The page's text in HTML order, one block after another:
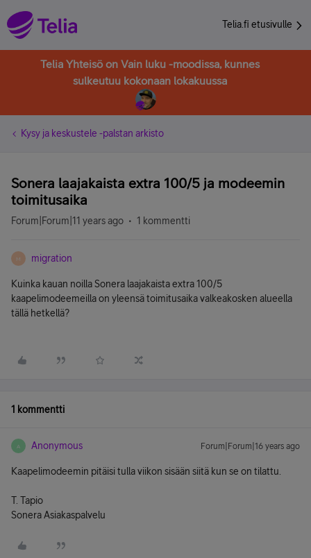
Telia.fi etusivulle
Telia Yhteisö on Vain luku -moodissa, kunnes
sulkeutuu kokonaan lokakuussa
Kysy ja keskustele -palstan arkisto
Sonera laajakaista extra 100/5 ja modeemin
toimitusaika
Forum|Forum|11 years ago 1 kommentti
M migration
Kuinka kauan noilla Sonera laajakaista extra 100/5
kaapelimodeemeilla on yleensä toimitusaika valkeakosken alueella
tällä hetkellä?
1 kommentti
A Anonymous Forum|Forum|16 years ago
Kaapelimodeemin pitäisi tulla viikon sisään siitä kun se on tilattu.
T. Tapio
Sonera Asiakaspalvelu